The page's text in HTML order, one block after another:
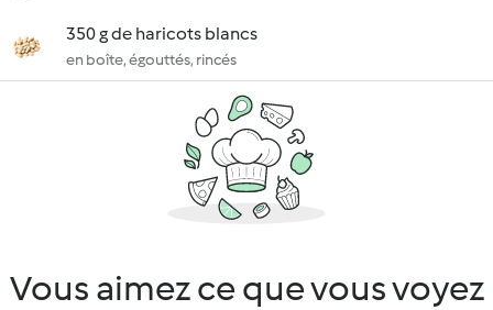
350 g de haricots blancs
en boîte, égouttés, rincés
Vous aimez ce que vous voyez